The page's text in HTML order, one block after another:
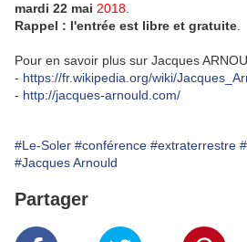
mardi 22 mai 2018
Rappel : l'entrée est libre et gratuite
Pour en savoir plus sur Jacques
- https://fr.wikipedia.org/wiki/
- http://jacques-arnould.com/
#Le-Soler #conférence #extraterrestre
#Jacques Arnould
Partager